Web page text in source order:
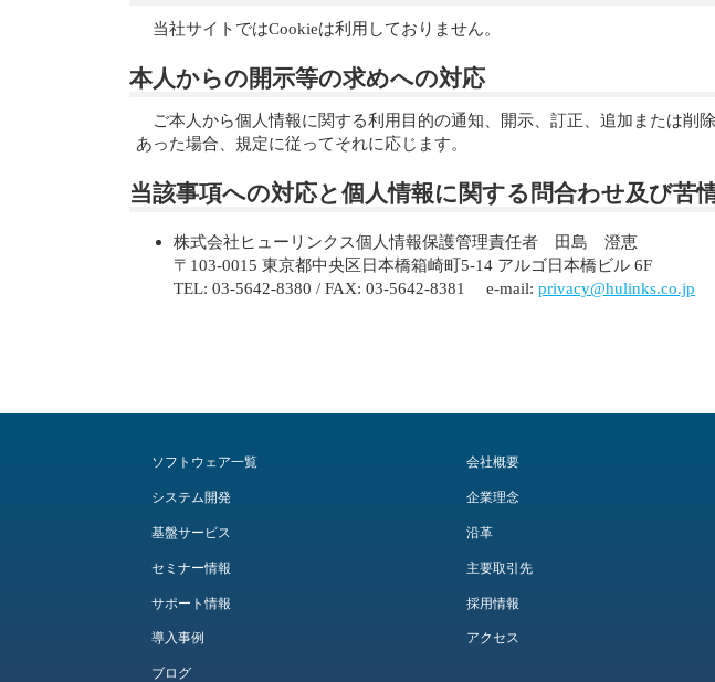
当社サイトではCookieは利用しておりません。
本人からの開示等の求めへの対応
ご本人から個人情報に関する利用目的の通知、開示、訂正、追加または
あった場合、規定に従ってそれに応じます。
当該事項への対応と個人情報に関する問合わせ及び苦
株式会社ヒューリンクス個人情報保護管理責任者 田島 澄恵
〒103-0015 東京都中央区日本橋箱崎町5-14 アルゴ日本橋ビル 6F
TEL: 03-5642-8380 / FAX: 03-5642-8381 e-mail: privacy@hulinks.co.jp
ソフトウェア一覧
システム開発
基盤サービス
セミナー情報
サポート情報
導入事例
ブログ
会社概要
企業理念
沿革
主要取引先
採用情報
アクセス